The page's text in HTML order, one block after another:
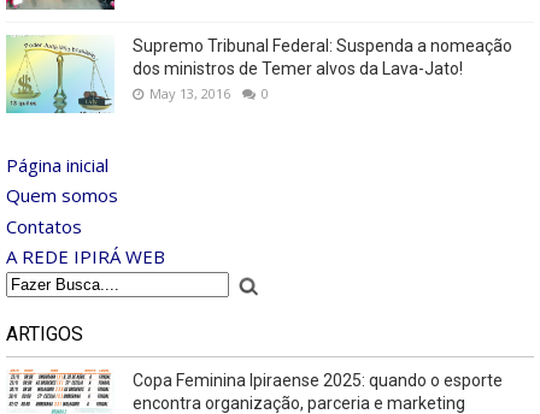
Supremo Tribunal Federal: Suspenda a nomeação
dos ministros de Temer alvos da Lava-Jato!
May 13, 2016 0
Página inicial
Quem somos
Contatos
A REDE IPIRÁ WEB
ARTIGOS
Copa Feminina Ipiraense 2025: quando o esporte
encontra organização, parceria e marketing